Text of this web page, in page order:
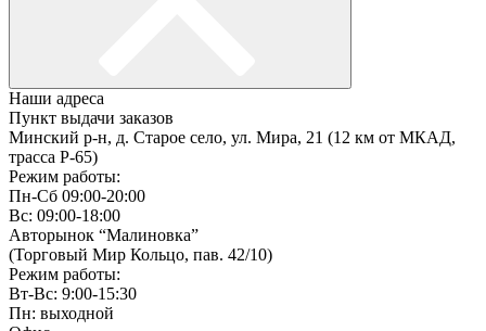
Наши адреса
Пункт выдачи заказов
Минский р-н, д. Старое село, ул. Мира, 21 (12 км от МКАД,
трасса P-65)
Режим работы:
Пн-Сб 09:00-20:00
Вс: 09:00-18:00
Авторынок “Малиновка”
(Торговый Мир Кольцо, пав. 42/10)
Режим работы:
Вт-Вс: 9:00-15:30
Пн: выходной